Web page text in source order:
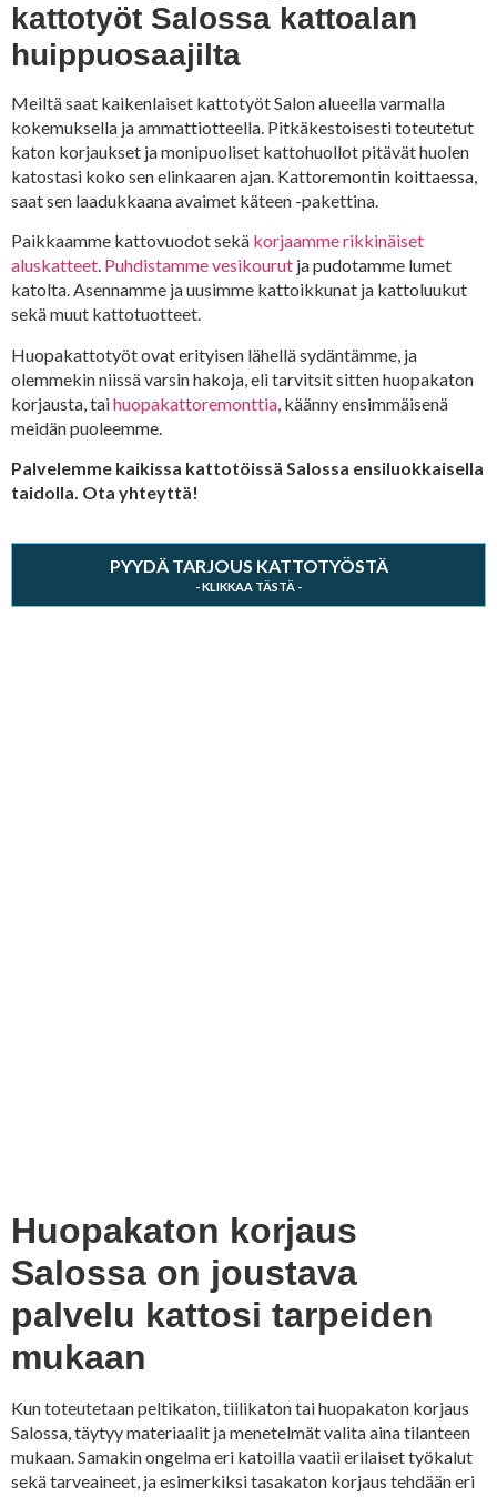
kattotyöt Salossa kattoalan
huippuosaajilta
Meiltä saat kaikenlaiset kattotyöt Salon alueella varmalla
kokemuksella ja ammattiotteella. Pitkäkestoisesti toteutetut
katon korjaukset ja monipuoliset kattohuollot pitävät huolen
katostasi koko sen elinkaaren ajan. Kattoremontin koittaessa,
saat sen laadukkaana avaimet käteen -pakettina.
Paikkaamme kattovuodot sekä korjaamme rikkinäiset
aluskatteet. Puhdistamme vesikourut ja pudotamme lumet
katolta. Asennamme ja uusimme kattoikkunat ja kattoluukut
sekä muut kattotuotteet.
Huopakattotyöt ovat erityisen lähellä sydäntämme, ja
olemmekin niissä varsin hakoja, eli tarvitsit sitten huopakaton
korjausta, taihuopakattoremonttia , käänny ensimmäisenä
meidän puoleemme.
Palvelemme kaikissa kattotöissä Salossa ensiluokkaisella
taidolla. Ota yhteyttä!
PYYDÄ TARJOUS KATTOTYÖSTÄ
Huopakaton korjaus
Salossa on joustava
palvelu kattosi tarpeiden
mukaan
Kun toteutetaan peltikaton, tiilikaton tai huopakaton korjaus
Salossa, täytyy materiaalit ja menetelmät valita aina tilanteen
mukaan. Samakin ongelma eri katoilla vaatii erilaiset työkalut
sekä tarveaineet, ja esimerkiksi tasakaton korjaus tehdään eri